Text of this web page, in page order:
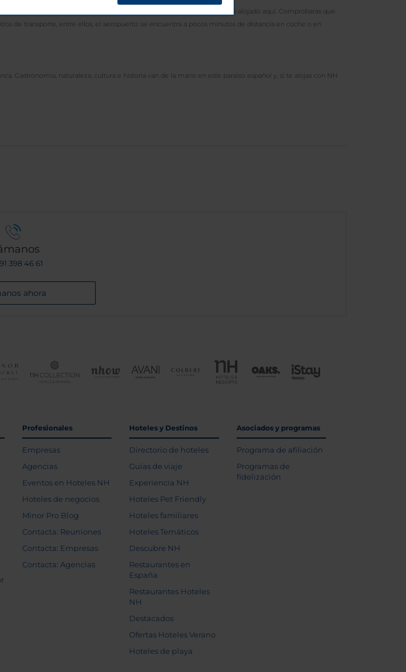
Cruz, echa un vistazo a las opiniones de otros huéspedes que ya se han alojado aquí. Comprobarás que
de transporte, entre ellos, el aeropuerto: se encuentra a pocos minutos de distancia en coche o en
Gastronomía, naturaleza, cultura e historia van de la mano en este paraíso español y, si te alojas con NH
398 46 61
ahora
Profesionales
Empresas
Agencias
Eventos en Hoteles NH
Hoteles de negocios
Minor Pro Blog
Contacta: Reuniones
Contacta: Empresas
Contacta: Agencias
Hoteles y Destinos
Directorio de hoteles
Guías de viaje
Experiencia NH
Hoteles Pet Friendly
Hoteles familiares
Hoteles Temáticos
Descubre NH
Restaurantes en
España
Restaurantes Hoteles
NH
Destacados
Ofertas Hoteles Verano
Hoteles de playa
Asociados y programas
Programa de afiliación
Programas de
fidelización